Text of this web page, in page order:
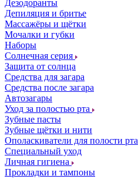
Дезодоранты
Депиляция и бритье
Массажёры и щётки
Мочалки и губки
Наборы
Солнечная серия
Защита от солнца
Средства для загара
Средства после загара
Автозагары
Уход за полостью рта
Зубные пасты
Зубные щётки и нити
Ополаскиватели для полости рта
Специальный уход
Личная гигиена
Прокладки и тампоны